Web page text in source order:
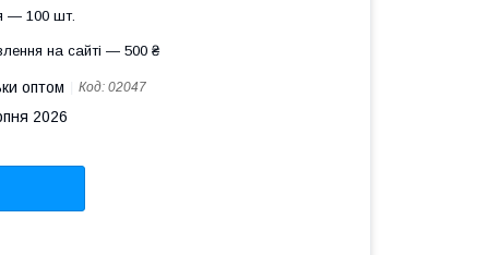
— 100 шт.
на сайті — 500 ₴
оптом Код: 02047
2026